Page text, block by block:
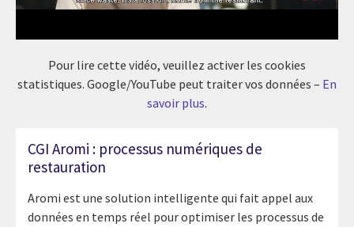
Pour lire cette vidéo, veuillez activer les cookies
statistiques. Google/YouTube peut traiter vos données – En
savoir plus.
CGI Aromi : processus numériques de
restauration
Aromi est une solution intelligente qui fait appel aux
données en temps réel pour optimiser les processus de